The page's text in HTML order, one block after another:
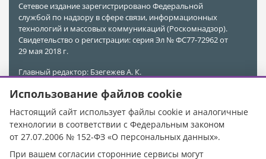
Сетевое издание зарегистрировано Федеральной
службой по надзору в сфере связи, информационных
технологий и массовых коммуникаций (Роскомнадзор).
Свидетельство о регистрации: серия Эл № ФС77-72962 от
29 мая 2018 г.
Главный редактор: Бзегежев А. К.
Адрес редакции: 385011, Республика Адыгея, г. Майкоп,
Электронная почта редакции:kubinfo@bk.ru
Телефон редакции:+7 988 478-05-89
Телефон/Факс редакции:+7 (8772) 555-969
Использование файлов cookie
Настоящий сайт использует файлы cookie и аналогичные
технологии в соответствии с Федеральным законом
от 27.07.2006 № 152-ФЗ «О персональных данных».
При вашем согласии сторонние сервисы могут